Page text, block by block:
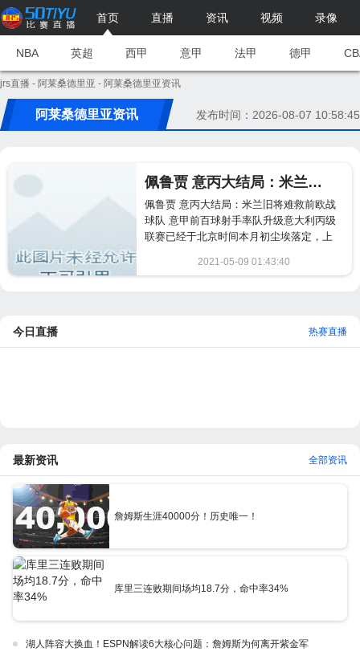
首页 直播 资讯 视频 录像
NBA 英超 西甲 意甲 法甲 德甲
jrs直播 - 阿莱桑德里亚 - 阿莱桑德里亚资讯
阿莱桑德里亚资讯 发布时间：2026-08-07 10:58:45
佩鲁贾 意丙大结局：米兰旧将难救前欧战球队 意甲前百球射手率队升级
佩鲁贾 意丙大结局：米兰旧将难救前欧战
球队 意甲前百球射手率队升级意大利丙级
联赛已经于北京时间本月初尘埃落定，上
2021-05-09 01:43:40
191
今日直播 热赛直播
最新资讯 全部资讯
詹姆斯生涯40000分！历史唯一！
库里三连败期间场均18.7分，命中率34%
湖人阵容大换血！ESPN解读6大核心问题：詹姆斯为何离开紫金军